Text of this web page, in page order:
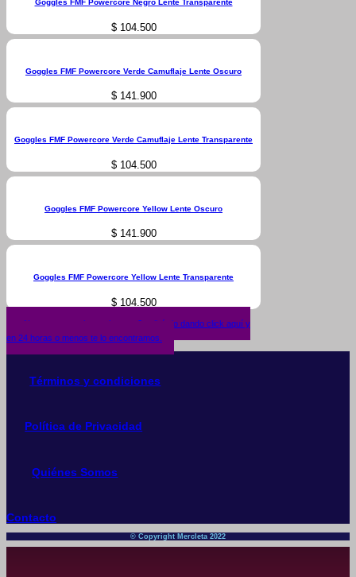
Goggles FMF Powercore Negro Lente Transparente
$104.500
Goggles FMF Powercore Verde Camuflaje Lente Oscuro
$141.900
Goggles FMF Powercore Verde Camuflaje Lente Transparente
$104.500
Goggles FMF Powercore Yellow Lente Oscuro
$141.900
Goggles FMF Powercore Yellow Lente Transparente
$104.500
¿No encuentras lo que buscas? solicítalo dando click aquí y
en 24 horas o menos te lo encontramos.
Términos y condiciones
Política de Privacidad
Quiénes Somos
Contacto
© Copyright Mercleta 2022